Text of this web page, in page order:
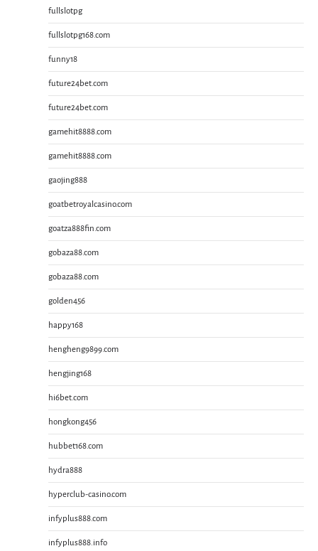
fullslotpg
fullslotpg168.com
funny18
future24bet.com
future24bet.com
gamehit8888.com
gamehit8888.com
gaojing888
goatbetroyalcasino.com
goatza888fin.com
gobaza88.com
gobaza88.com
golden456
happy168
hengheng9899.com
hengjing168
hi6bet.com
hongkong456
hubbet168.com
hydra888
hyperclub-casino.com
infyplus888.com
infyplus888.info